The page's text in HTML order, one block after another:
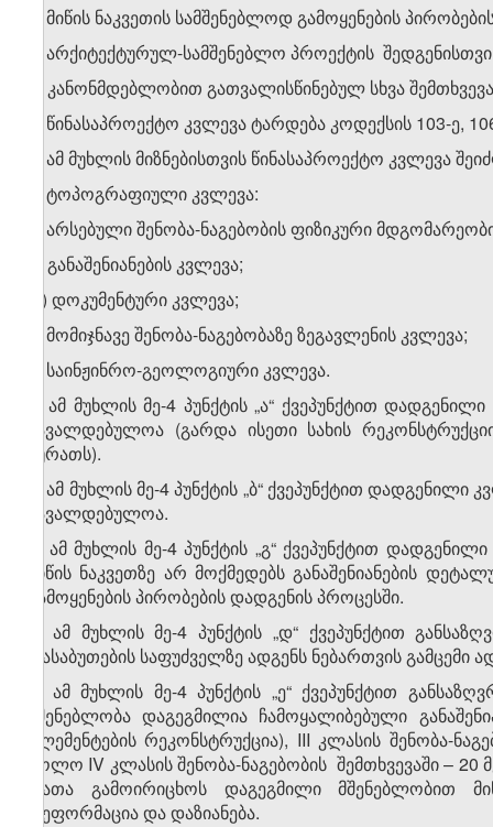
ა) მიწის ნაკვეთის სამშენებლოდ გამოყენების
ბ) არქიტექტურულ-სამშენებლო პროექტის
გ) კანონმდებლობით გათვალისწინებულ სხვა
3. წინასაპროექტო კვლევა ტარდება კოდექსის 103-ე,
4. ამ მუხლის მიზნებისთვის წინასაპროექტო კვლევა
ა) ტოპოგრაფიული კვლევა:
ბ) არსებული შენობა-ნაგებობის ფიზიკური
გ) განაშენიანების კვლევა;
დ) დოკუმენტური კვლევა;
ე) მომიჯნავე შენობა-ნაგებობაზე ზეგავლენის კვლევა;
ვ) საინჟინრო-გეოლოგიური კვლევა.
5. ამ მუხლის მე-4 პუნქტის „ა“ ქვეპუნქტით
სავალდებულოა (გარდა ისეთი სახის
სურათს).
6. ამ მუხლის მე-4 პუნქტის „ბ“ ქვეპუნქტით
სავალდებულოა.
7. ამ მუხლის მე-4 პუნქტის „გ“ ქვეპუნქტით
მიწის ნაკვეთზე არ მოქმედებს განაშენიანების
გამოყენების პირობების დადგენის პროცესში.
8. ამ მუხლის მე-4 პუნქტის „დ“ ქვეპუნქტით
დასაბუთების საფუძველზე ადგენს ნებართვის
9. ამ მუხლის მე-4 პუნქტის „ე“ ქვეპუნქტით
მშენებლობა დაგეგმილია ჩამოყალიბებული
ელემენტების რეკონსტრუქცია), III კლასის შენობა-
ხოლო IV კლასის შენობა-ნაგებობის შემთხვევაში –
რათა გამოირიცხოს დაგეგმილი მშენებლობით
დეფორმაცია და დაზიანება.